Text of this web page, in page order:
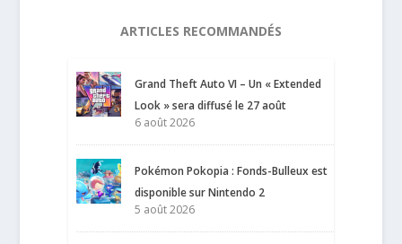
ARTICLES RECOMMANDÉS
Grand Theft Auto VI – Un « Extended
Look » sera diffusé le 27 août
6 août 2026
Pokémon Pokopia : Fonds-Bulleux est
disponible sur Nintendo 2
5 août 2026